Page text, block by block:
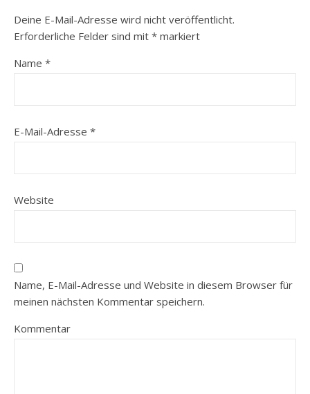
Deine E-Mail-Adresse wird nicht veröffentlicht.
Erforderliche Felder sind mit * markiert
Name *
E-Mail-Adresse *
Website
Name, E-Mail-Adresse und Website in diesem Browser für
meinen nächsten Kommentar speichern.
Kommentar